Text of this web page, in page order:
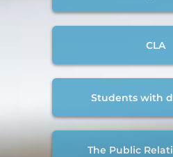
CLA
Students with
The Public